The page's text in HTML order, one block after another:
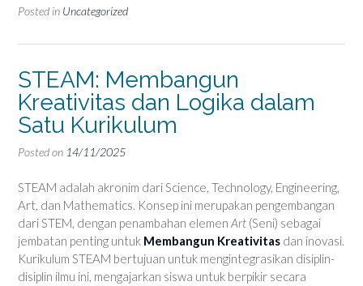
Posted in Uncategorized
STEAM: Membangun
Kreativitas dan Logika dalam
Satu Kurikulum
Posted on 14/11/2025
STEAM adalah akronim dari Science, Technology, Engineering,
Art, dan Mathematics. Konsep ini merupakan pengembangan
dari STEM, dengan penambahan elemen Art (Seni) sebagai
jembatan penting untuk Membangun Kreativitas dan inovasi.
Kurikulum STEAM bertujuan untuk mengintegrasikan disiplin-
disiplin ilmu ini, mengajarkan siswa untuk berpikir secara